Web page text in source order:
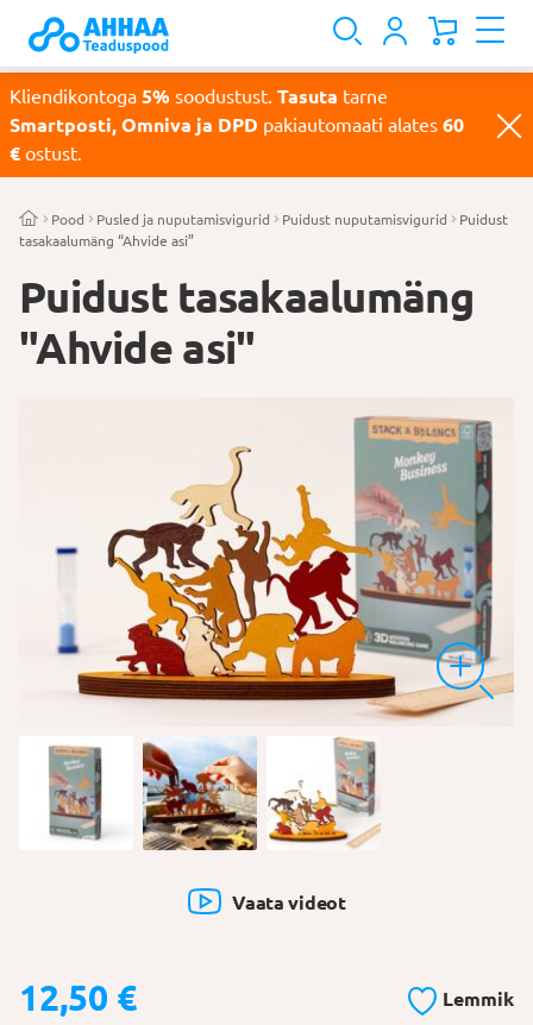
Kliendikontoga 5% soodustust. Tasuta tarne
Smartposti, Omniva ja DPD pakiautomaati alates 60
€ ostust.
Pood Pusled ja nuputamisvigurid Puidust nuputamisvigurid
Puidust
tasakaalumäng “Ahvide asi”
Puidust tasakaalumäng
"Ahvide asi"
Vaata videot
12,50 € Lemmik